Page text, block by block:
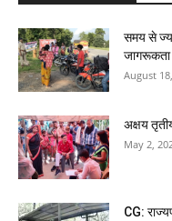
समय से
August
अक्षय
May 2,
CG: